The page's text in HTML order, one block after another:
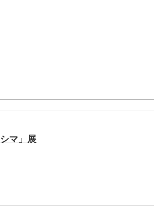
マ」展